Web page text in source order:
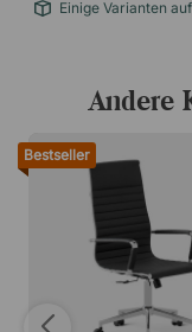
Einige Varianten
Andere
Bestseller